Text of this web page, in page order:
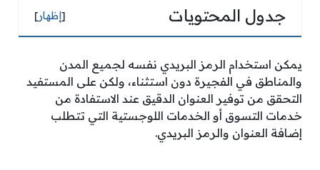
جدول المحتويات [إظهار]
يمكن استخدام الرمز البريدي نفسه لجميع المدن
والمناطق في الفجيرة دون استثناء، ولكن على المستفيد
التحقق من توفير العنوان الدقيق عند الاستفادة من
خدمات التسوق أو الخدمات اللوجستية التي تتطلب
إضافة العنوان والرمز البريدي.